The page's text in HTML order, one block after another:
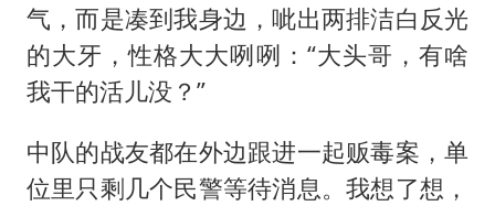
气，而是凑到我身边，呲出两排洁白反光
的大牙，性格大大咧咧：“大头哥，有啥
我干的活儿没？”
中队的战友都在外边跟进一起贩毒案，单
位里只剩几个民警等待消息。我想了想，